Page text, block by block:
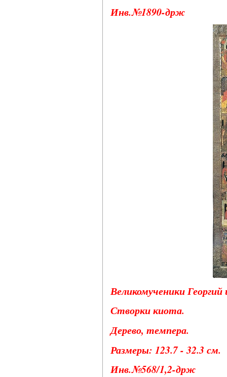
Инв.№1890-држ
Великомученики
Створки киота.
Дерево, темпера.
Размеры: 123.7 - 32.3 см.
Инв.№568/1,2-држ